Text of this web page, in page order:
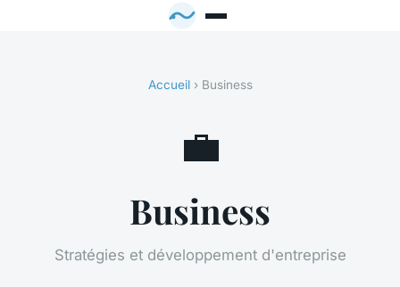
Accueil› Business
💼
Business
Stratégies et développement d'entreprise